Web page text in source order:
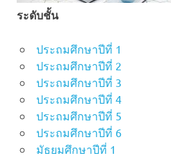
ระดับชั้น
ประถมศึกษาปีที่ 1
ประถมศึกษาปีที่ 2
ประถมศึกษาปีที่ 3
ประถมศึกษาปีที่ 4
ประถมศึกษาปีที่ 5
ประถมศึกษาปีที่ 6
มัธยมศึกษาปีที่ 1